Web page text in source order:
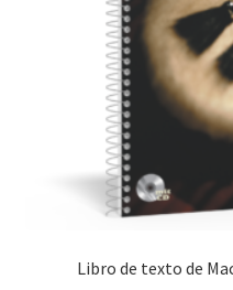
Libro de texto de